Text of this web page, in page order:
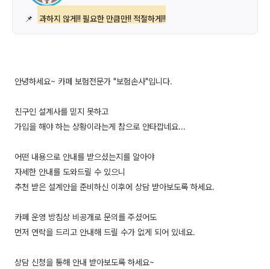
📌 과하지 않게!! 필요한 만큼만!! 적절하게!!
안녕하세요~ 카페 보험전문가 "보험손사"입니다.
친구인 설계사를 믿지 못하고
가입을 해야 하는 상황이라는게 참으로 안타깝네요...
어떤 내용으로 안내를 받으셨는지를 알아야
자세한 안내를 도와드릴 수 있으니
추천 받은 설계안을 준비하신 이후에 상담 받아보도록 하세요.
카페 운영 방침상 비공개로 문의를 주셨어도
먼저 연락을 드리고 안내해 드릴 수가 없게 되어 있네요.